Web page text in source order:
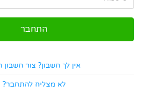
אין לך חשבון? צור חשבון
לא מצליח להתחבר?